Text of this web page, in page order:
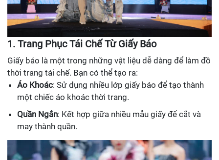
1. Trang Phục Tái Chế Từ Giấy Báo
Giấy báo là một trong những vật liệu dễ dàng để làm đồ
thời trang tái chế. Bạn có thể tạo ra:
Áo Khoác: Sử dụng nhiều lớp giấy báo để tạo thành
một chiếc áo khoác thời trang.
Quần Ngắn: Kết hợp giữa nhiều mẫu giấy để cắt và
may thành quần.